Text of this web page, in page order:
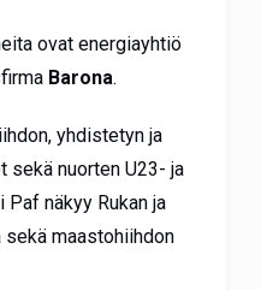
ovat energiayhtiö
Barona.
yhdistetyn ja
sekä nuorten U23- ja
näkyy Rukan ja
sekä maastohiihdon